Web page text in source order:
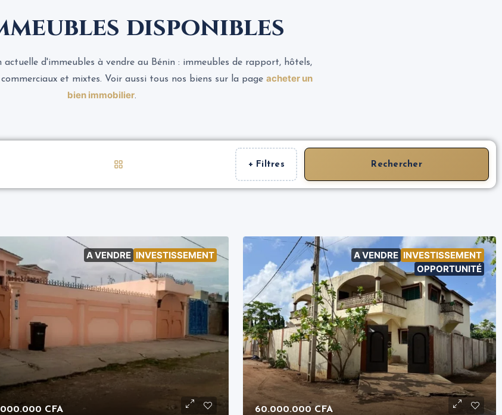
disponibles
d'immeubles à vendre au Bénin : immeubles de rapport, hôtels,
et mixtes. Voir aussi tous nos biens sur la page acheter un
bien immobilier.
+ Filtres Rechercher
A VENDRE INVESTISSEMENT
CFA
A VENDRE INVESTISSEMENT
OPPORTUNITÉ
60.000.000 CFA